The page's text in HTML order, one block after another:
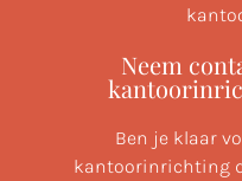
Neem
Ben je klaar
kantoorinrichting